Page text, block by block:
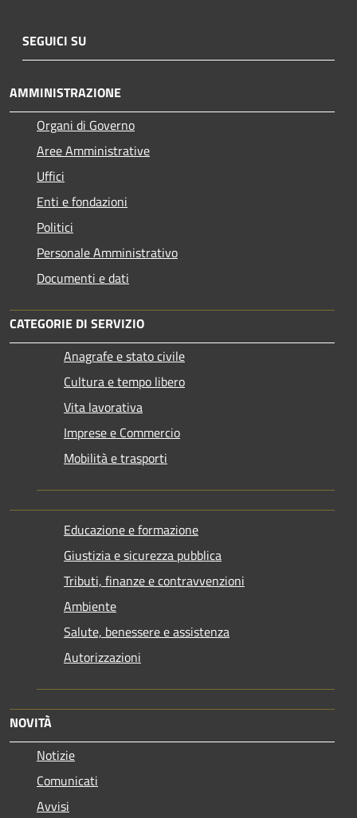
SEGUICI SU
AMMINISTRAZIONE
Organi di Governo
Aree Amministrative
Uffici
Enti e fondazioni
Politici
Personale Amministrativo
Documenti e dati
CATEGORIE DI SERVIZIO
Anagrafe e stato civile
Cultura e tempo libero
Vita lavorativa
Imprese e Commercio
Mobilità e trasporti
Educazione e formazione
Giustizia e sicurezza pubblica
Tributi, finanze e contravvenzioni
Ambiente
Salute, benessere e assistenza
Autorizzazioni
NOVITÀ
Notizie
Comunicati
Avvisi